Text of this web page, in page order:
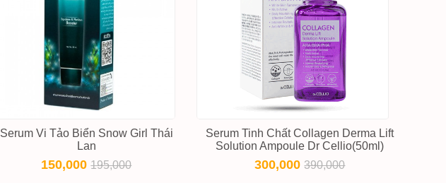
Serum Vi Tảo Biển Snow Girl Thái
Lan
150,000195,000
Serum Tinh Chất Collagen Derma Lift
Solution Ampoule Dr Cellio(50ml)
300,000390,000